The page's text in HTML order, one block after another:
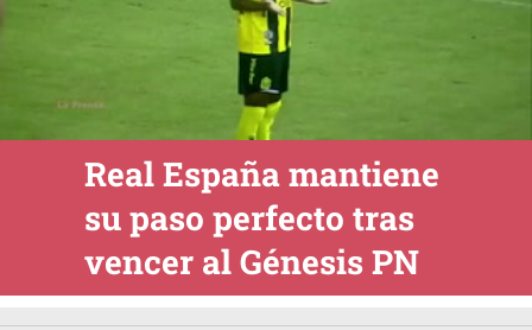
Real España mantiene
su paso perfecto tras
vencer al Génesis PN